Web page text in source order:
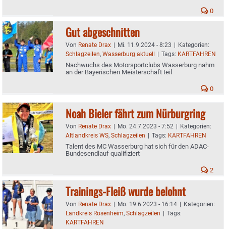
0
Gut abgeschnitten
Von Renate Drax | Mi. 11.9.2024 - 8:23 | Kategorien:
Schlagzeilen, Wasserburg aktuell | Tags: KARTFAHREN
Nachwuchs des Motorsportclubs Wasserburg nahm
an der Bayerischen Meisterschaft teil
0
Noah Bieler fährt zum Nürburgring
Von Renate Drax | Mo. 24.7.2023 - 7:52 | Kategorien:
Altlandkreis WS, Schlagzeilen | Tags: KARTFAHREN
Talent des MC Wasserburg hat sich für den ADAC-
Bundesendlauf qualifiziert
2
Trainings-Fleiß wurde belohnt
Von Renate Drax | Mo. 19.6.2023 - 16:14 | Kategorien:
Landkreis Rosenheim, Schlagzeilen | Tags:
KARTFAHREN